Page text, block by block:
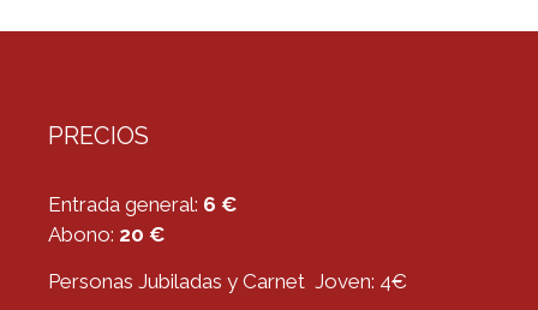
PRECIOS
Entrada general: 6 €
Abono: 20 €
Personas Jubiladas y Carnet Joven: 4€